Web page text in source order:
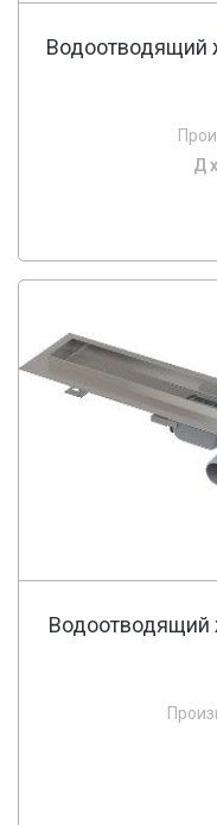
Водоотводящий
Д х
Водоотводящий